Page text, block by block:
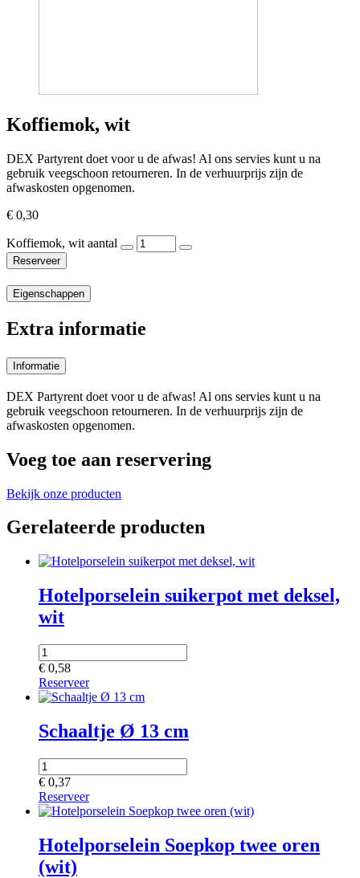
Koffiemok, wit
DEX Partyrent doet voor u de afwas! Al ons servies kunt u na
gebruik veegschoon retourneren. In de verhuurprijs zijn de
afwaskosten opgenomen.
€ 0,30
Koffiemok, wit aantal
Reserveer
Eigenschappen
Extra informatie
Informatie
DEX Partyrent doet voor u de afwas! Al ons servies kunt u na
gebruik veegschoon retourneren. In de verhuurprijs zijn de
afwaskosten opgenomen.
Voeg toe aan reservering
Bekijk onze producten
Gerelateerde producten
Hotelporselein suikerpot met deksel,
wit
€ 0,58
Reserveer
Schaaltje Ø 13 cm
€ 0,37
Reserveer
Hotelporselein Soepkop twee oren
(wit)